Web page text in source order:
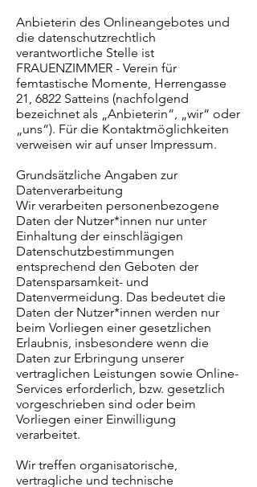
Anbieterin des Onlineangebotes und
die datenschutzrechtlich
verantwortliche Stelle ist
FRAUENZIMMER - Verein für
femtastische Momente, Herrengasse
21, 6822 Satteins (nachfolgend
bezeichnet als „Anbieterin“, „wir“ oder
„uns“). Für die Kontaktmöglichkeiten
verweisen wir auf unser Impressum.
Grundsätzliche Angaben zur
Datenverarbeitung
Wir verarbeiten personenbezogene
Daten der Nutzer*innen nur unter
Einhaltung der einschlägigen
Datenschutzbestimmungen
entsprechend den Geboten der
Datensparsamkeit- und
Datenvermeidung. Das bedeutet die
Daten der Nutzer*innen werden nur
beim Vorliegen einer gesetzlichen
Erlaubnis, insbesondere wenn die
Daten zur Erbringung unserer
vertraglichen Leistungen sowie Online-
Services erforderlich, bzw. gesetzlich
vorgeschrieben sind oder beim
Vorliegen einer Einwilligung
verarbeitet.
Wir treffen organisatorische,
vertragliche und technische